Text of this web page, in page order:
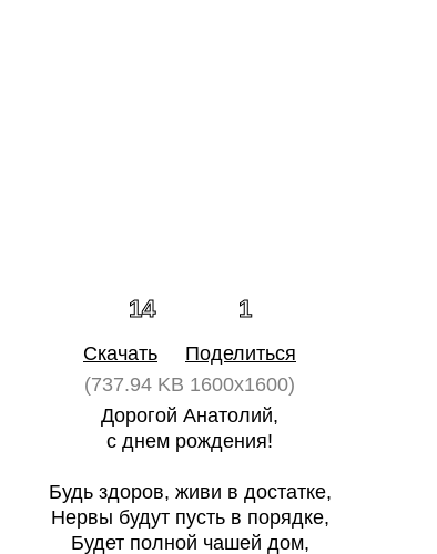
14 1
Скачать
Поделиться
(737.94 KB 1600x1600)
Дорогой Анатолий,
с днем рождения!
Будь здоров, живи в достатке,
Нервы будут пусть в порядке,
Будет полной чашей дом,